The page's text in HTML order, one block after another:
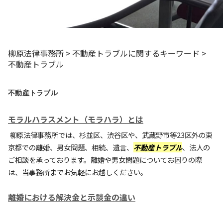
柳原法律事務所 > 不動産トラブルに関するキーワード >
不動産トラブル
不動産トラブル
モラルハラスメント（モラハラ）とは
柳原法律事務所では、杉並区、渋谷区や、武蔵野市等23区外の東
京都での離婚、男女問題、相続、遺言、 不動産トラブル、法人の
ご相談を承っております。離婚や男女問題についてお困りの際
は、当事務所までお気軽にお越しください。
離婚における解決金と示談金の違い